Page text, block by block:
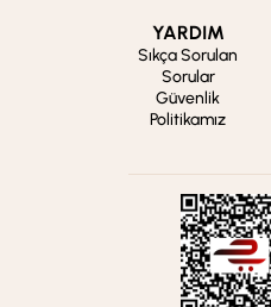
YARDIM
Sıkça Sorulan
Sorular
Güvenlik
Politikamız